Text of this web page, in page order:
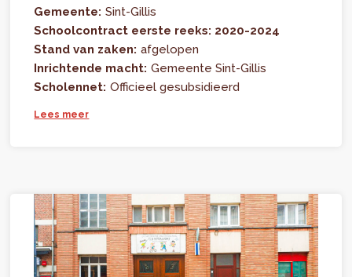
Gemeente: Sint-Gillis
Schoolcontract eerste reeks: 2020-2024
Stand van zaken: afgelopen
Inrichtende macht: Gemeente Sint-Gillis
Scholennet: Officieel gesubsidieerd
Lees meer